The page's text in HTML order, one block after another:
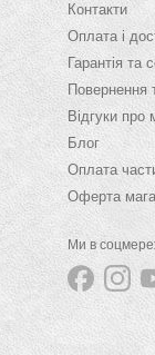
Контакти
Оплата і
Гарантія та
Повернення
Відгуки про
Блог
Оплата
Оферта
Ми в